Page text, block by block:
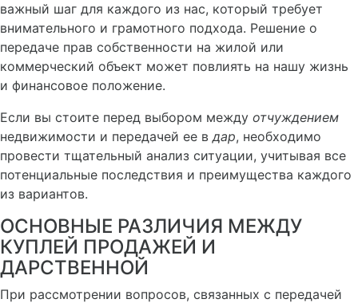
важный шаг для каждого из нас, который требует
внимательного и грамотного подхода. Решение о
передаче прав собственности на жилой или
коммерческий объект может повлиять на нашу жизнь
и финансовое положение.
Если вы стоите перед выбором между отчуждением
недвижимости и передачей ее вдар, необходимо
провести тщательный анализ ситуации, учитывая все
потенциальные последствия и преимущества каждого
из вариантов.
ОСНОВНЫЕ РАЗЛИЧИЯ МЕЖДУ
КУПЛЕЙ ПРОДАЖЕЙ И
ДАРСТВЕННОЙ
При рассмотрении вопросов, связанных с передачей